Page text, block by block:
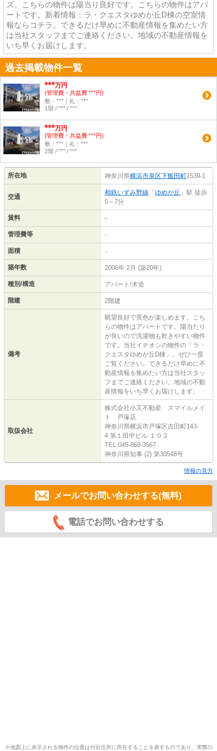
ズ。こちらの物件は陽当り良好です。こちらの物件はアパ
ートです。新着情報：ラ・クエスタゆめが丘D棟の空室情
報ならコチラ。できるだけ早めに不動産情報を集めたい方
は当社スタッフまでご連絡ください。地域の不動産情報を
いち早くお届けします。
過去掲載物件一覧
***万円
(管理費・共益費 ***円)
敷：***｜礼：***
1階 / *** / ***
***万円
(管理費・共益費 ***円)
敷：***｜礼：***
2階 / *** / ***
所在地 神奈川県横浜市泉区下飯田町1539-1
交通
相鉄いずみ野線 「 ゆめが丘 」駅 徒歩
5～7分
賃料 -
管理費等 -
面積 -
築年数 2006年 2月 (築20年)
種別/構造 アパート/木造
階建 2階建
備考
眺望良好で景色が楽しめます。こち
らの物件はアパートです。陽当たり
が良いので洗濯物も乾きやすい物件
です。当社イチオシの物件の「ラ・
クエスタゆめが丘D棟」。ぜひ一度
ご覧ください。できるだけ早めに不
動産情報を集めたい方は当社スタッ
フまでご連絡ください。地域の不動
産情報をいち早くお届けします。
取扱会社
株式会社小又不動産 スマイルメイ
ト 戸塚店
神奈川県横浜市戸塚区吉田町143-
4 第１田中ビル １０２
TEL:045-869-3567
神奈川県知事 (2) 第30548号
情報の見方
メールでお問い合わせする(無料)
電話でお問い合わせする
※地図上に表示される物件の位置は付近住所に所在することを表すものであり、実際の